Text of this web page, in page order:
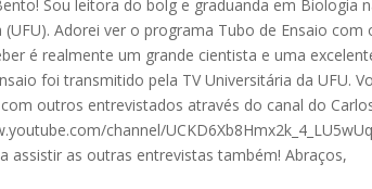
Sou leitora do bolg e graduanda em Biologia
(UFU). Adorei ver o programa Tubo de Ensaio com
é realmente um grande cientista e uma
foi transmitido pela TV Universitária da UFU.
outros entrevistados através do canal do
channel/
assistir as outras entrevistas também! Abraços,